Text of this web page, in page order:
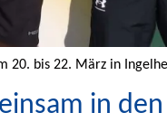
20. bis 22. März in
in